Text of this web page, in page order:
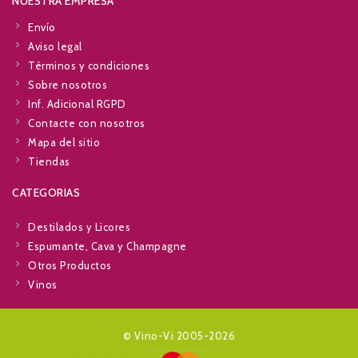
Envío
Aviso legal
Términos y condiciones
Sobre nosotros
Inf. Adicional RGPD
Contacte con nosotros
Mapa del sitio
Tiendas
CATEGORIAS
Destilados y Licores
Espumante, Cava y Champagne
Otros Productos
Vinos
© Vino-Vi 2005-2026